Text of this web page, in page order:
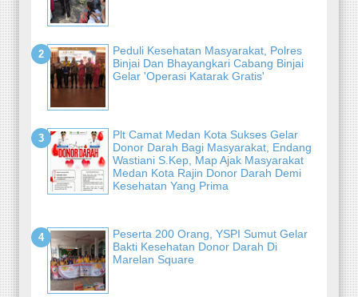
Peduli Kesehatan Masyarakat, Polres
Binjai Dan Bhayangkari Cabang Binjai
Gelar 'Operasi Katarak Gratis'
Plt Camat Medan Kota Sukses Gelar
Donor Darah Bagi Masyarakat, Endang
Wastiani S.Kep, Map Ajak Masyarakat
Medan Kota Rajin Donor Darah Demi
Kesehatan Yang Prima
Peserta 200 Orang, YSPI Sumut Gelar
Bakti Kesehatan Donor Darah Di
Marelan Square